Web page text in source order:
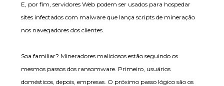
E, por fim, servidores Web podem ser usados para hospedar
sites infectados com malware que lança scripts de mineração
nos navegadores dos clientes.
Soa familiar? Mineradores maliciosos estão seguindo os
mesmos passos dos ransomware. Primeiro, usuários
domésticos, depois, empresas. O próximo passo lógico são os